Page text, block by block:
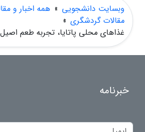
وبسایت دانشجویی » همه اخبار و
مقالات گردشگری »
غذاهای محلی پاتایا، تجربه طعم
خبرنامه